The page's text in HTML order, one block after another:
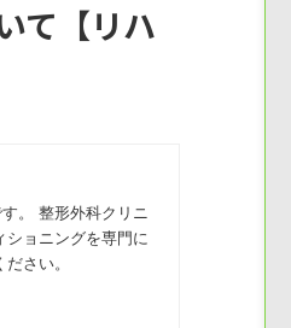
て【リハ
。 整形外科クリニ
ショニングを専門に
さい。